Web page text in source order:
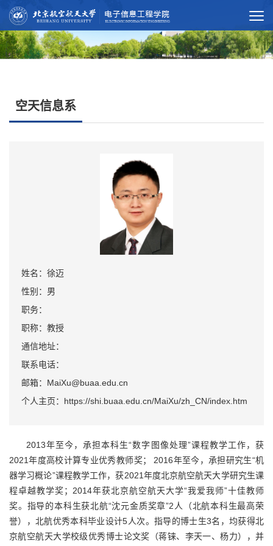
空天信息系
姓名：徐迈
性别：男
职务：
职称：教授
通信地址：
联系电话：
邮箱：MaiXu@buaa.edu.cn
个人主页：https://shi.buaa.edu.cn/MaiXu/zh_CN/index.htm
2013年至今，承担本科生“数字图像处理”课程教学工作，获
2021年度高校计算专业优秀教师奖；2016年至今，承担研究生“机
器学习概论”课程教学工作，获2021年度北京航空航天大学研究生课
程卓越教学奖； 2014年获北京航空航天大学“我爱我师”十佳教师
奖。指导的本科生获北航“沈元金质奖章”2人（北航本科生最高荣
誉），北航优秀本科毕业设计5人次。指导的博士生3名，均获得北
京航空航天大学校级优秀博士论文奖（蒋铼、李天一、杨力），并